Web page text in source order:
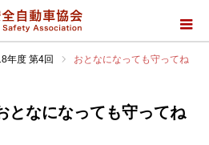
年度 第4回 おとなになっても守ってね
となになっても守ってね